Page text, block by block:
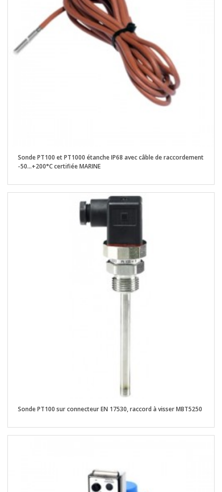
Sonde PT100 et PT1000 étanche IP68 avec câble de raccordement
-50...+200°C certifiée MARINE
Sonde PT100 sur connecteur EN 17530, raccord à visser MBT5250